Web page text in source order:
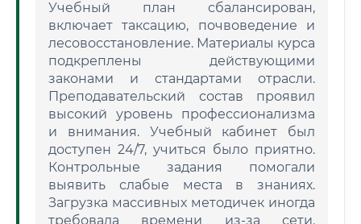
Учебный план сбалансирован,
включает таксацию, почвоведение и
лесовосстановление. Материалы курса
подкреплены действующими
законами и стандартами отрасли.
Преподавательский состав проявил
высокий уровень профессионализма
и внимания. Учебный кабинет был
доступен 24/7, учиться было приятно.
Контрольные задания помогали
выявить слабые места в знаниях.
Загрузка массивных методичек иногда
требовала времени из-за сети.